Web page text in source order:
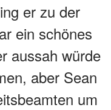
er zu der
ein schönes
aussah würde
aber Sean
um